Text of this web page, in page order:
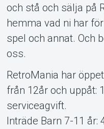
och stå och sälja på
hemma vad ni har
spel och annat. Och
oss.
RetroMania har
från 12år och uppåt:
serviceagvift.
Inträde Barn 7-11 år: